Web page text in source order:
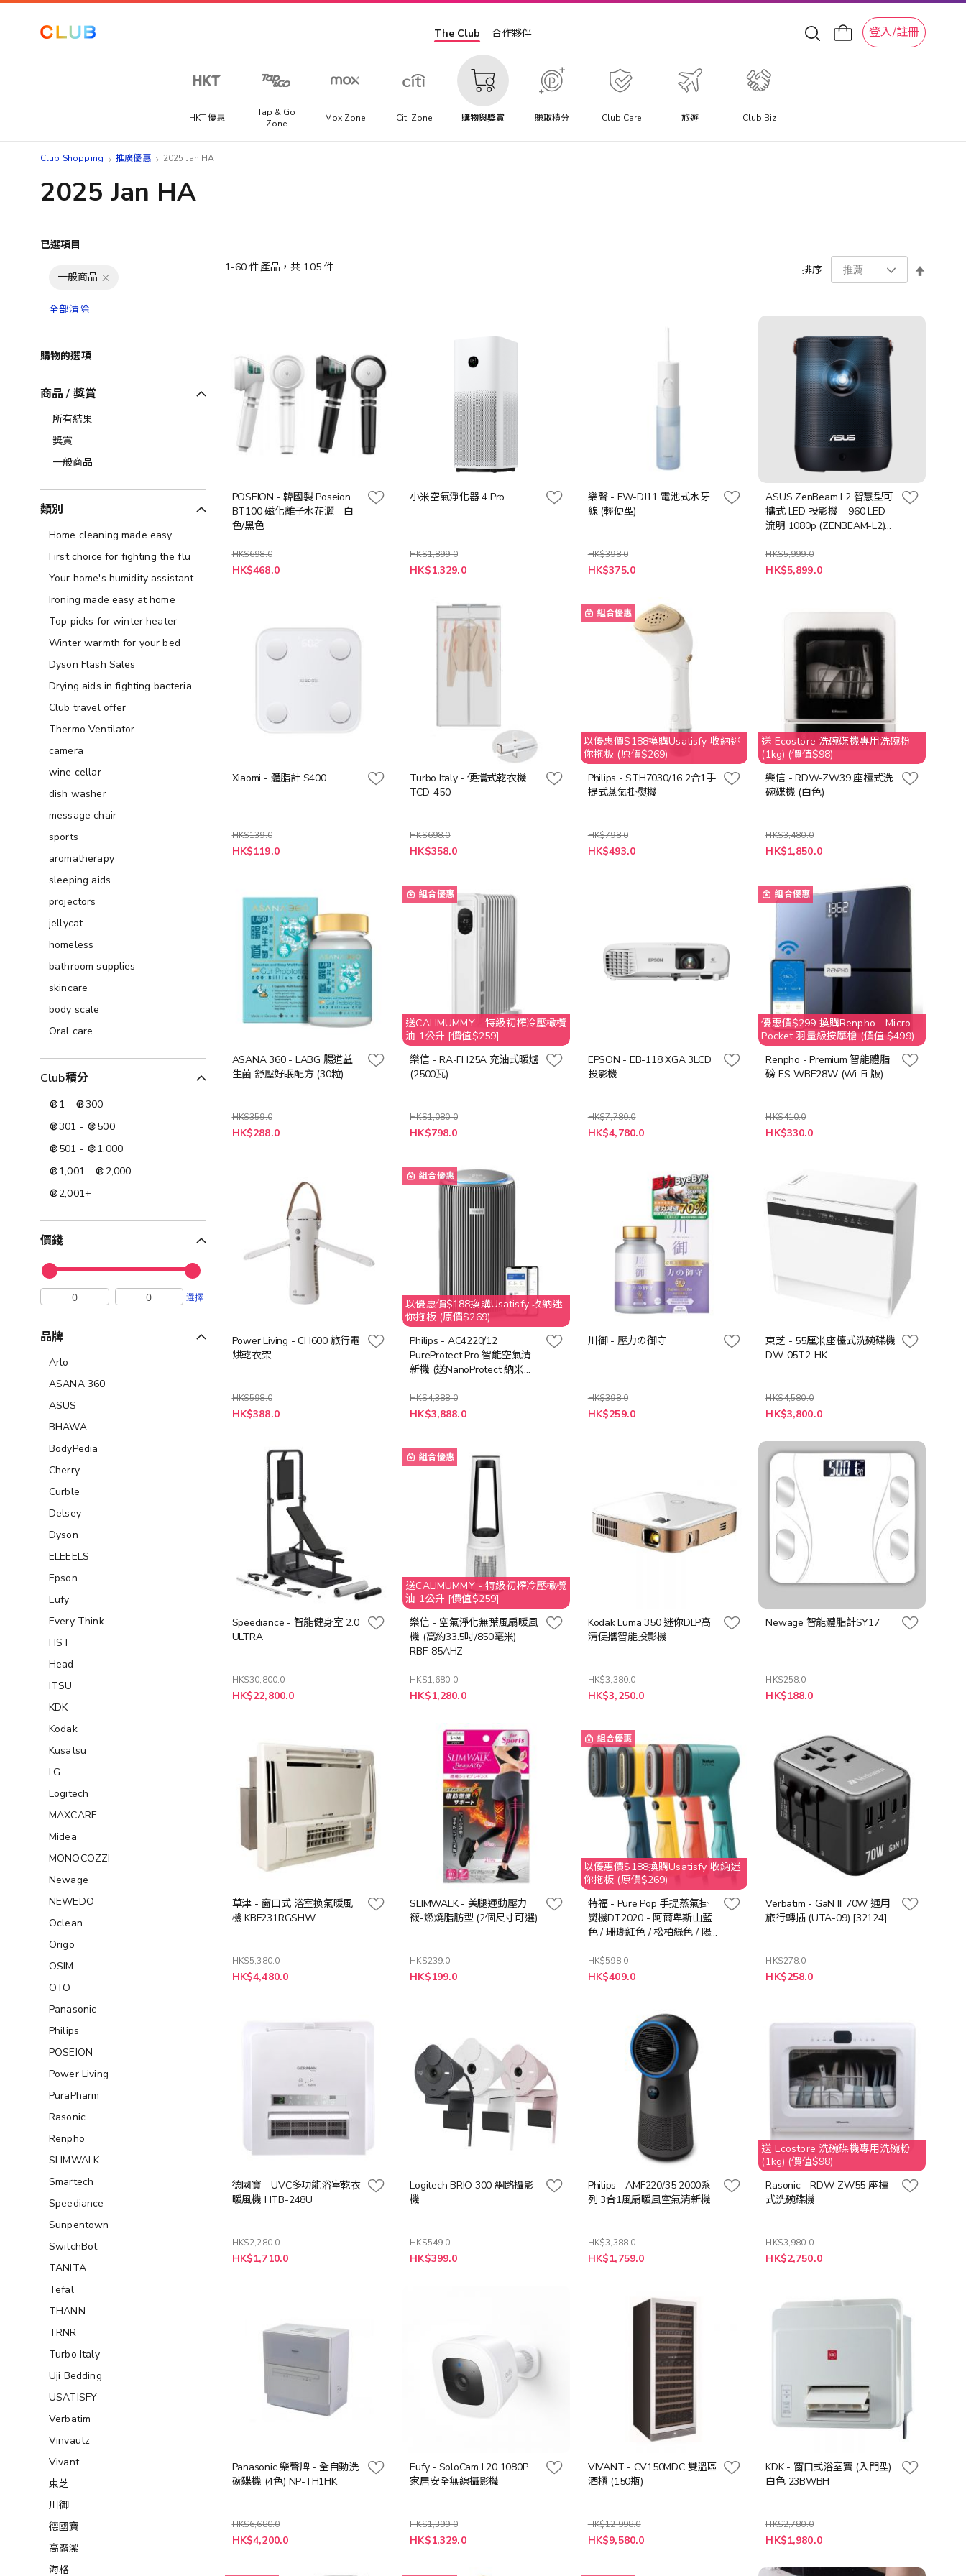
The Club 合作夥伴 登入/註冊
HKT 優惠
Tap & Go
Zone
Mox Zone Citi Zone 購物與獎賞 賺取積分 Club Care 旅遊 Club Biz
Club Shopping 推廣優惠 2025 Jan HA
2025 Jan HA
1-60 件產品，共 105件 排序
POSEION - 韓國製 Poseion
BT100 磁化離子水花灑 - 白
色/黑色
HK$698.0
HK$468.0
小米空氣淨化器 4 Pro
HK$1,899.0
特
殊
HK$1,329.0
樂聲 - EW-DJ11 電池式水牙
線 (輕便型)
HK$398.0
特
殊
HK$375.0
ASUS ZenBeam L2 智慧型可
攜式 LED 投影機 – 960 LED
流明 1080p (ZENBEAM-L2)
HK$5,999.0
特
殊
HK$5,899.0
Xiaomi - 體脂計 S400
HK$139.0
特
殊
HK$119.0
Turbo Italy - 便攜式乾衣機
TCD-450
HK$698.0
特
殊
HK$358.0
組合優惠
以優惠價$188換購Usatisfy 收納迷
你拖板 (原價$269)
Philips - STH7030/16 2合1手
提式蒸氣掛熨機
HK$798.0
特
殊
HK$493.0
送 Ecostore 洗碗碟機專用洗碗粉
(1kg) (價值$98)
樂信 - RDW-ZW39 座檯式洗
碗碟機 (白色)
HK$3,480.0
特
殊
HK$1,850.0
ASANA 360 - LABG 腸道益
生菌 舒壓好眠配方 (30粒)
HK$359.0
特
殊
HK$288.0
組合優惠
送CALIMUMMY - 特級初榨冷壓橄欖
油 1公升 [價值$259]
樂信 - RA-FH25A 充油式暖爐
(2500瓦)
HK$1,080.0
特
殊
HK$798.0
EPSON - EB-118 XGA 3LCD
投影機
HK$7,780.0
特
殊
HK$4,780.0
組合優惠
優惠價$299 換購Renpho - Micro
Pocket 羽量級按摩槍 (價值 $499)
Renpho - Premium 智能體脂
磅 ES-WBE28W (Wi-Fi 版)
HK$410.0
特
殊
HK$330.0
Power Living - CH600 旅行電
烘乾衣架
HK$598.0
特
殊
HK$388.0
組合優惠
以優惠價$188換購Usatisfy 收納迷
你拖板 (原價$269)
Philips - AC4220/12
PureProtect Pro 智能空氣清
新機 (送NanoProtect 納米級
FY4200/30 乙個 (價值$698))
HK$4,388.0
特
殊
HK$3,888.0
川御 - 壓力の御守
HK$398.0
特
殊
HK$259.0
東芝 - 55厘米座檯式洗碗碟機
DW-05T2-HK
HK$4,580.0
特
殊
格
HK$3,800.0
Speediance - 智能健身室 2.0
ULTRA
HK$30,800.0
特
殊
HK$22,800.0
組合優惠
送CALIMUMMY - 特級初榨冷壓橄欖
油 1公升 [價值$259]
樂信 - 空氣淨化無葉風扇暖風
機 (高約33.5吋/850毫米)
RBF-85AHZ
HK$1,680.0
特
殊
HK$1,280.0
Kodak Luma 350 迷你DLP高
清便攜智能投影機
HK$3,380.0
特
殊
HK$3,250.0
Newage 智能體脂計SY17
HK$258.0
HK$188.0
草津 - 窗口式 浴室換氣暖風
機 KBF231RGSHW
HK$5,380.0
特
殊
HK$4,480.0
SLIMWALK - 美腿運動壓力
襪-燃燒脂肪型 (2個尺寸可選)
HK$239.0
HK$199.0
組合優惠
以優惠價$188換購Usatisfy 收納迷
你拖板 (原價$269)
特福 - Pure Pop 手提蒸氣掛
熨機DT2020 - 阿爾卑斯山藍
色 / 珊瑚紅色 / 松柏綠色 / 陽
HK$598.0
HK$409.0
Verbatim - GaN III 70W 通用
旅行轉插 (UTA-09) [32124]
HK$278.0
特
殊
HK$258.0
德國寶 - UVC多功能浴室乾衣
暖風機 HTB-248U
HK$2,280.0
特
殊
HK$1,710.0
Logitech BRIO 300 網路攝影
機
HK$549.0
HK$399.0
Philips - AMF220/35 2000系
列 3合1風扇暖風空氣清新機
HK$3,388.0
特
殊
HK$1,759.0
送 Ecostore 洗碗碟機專用洗碗粉
(1kg) (價值$98)
Rasonic - RDW-ZW55 座檯
式洗碗碟機
HK$3,980.0
特
殊
HK$2,750.0
Panasonic 樂聲牌 - 全自動洗
碗碟機 (4色) NP-TH1HK
HK$6,680.0
HK$4,200.0
Eufy - SoloCam L20 1080P
家居安全無線攝影機
HK$1,399.0
特
殊
HK$1,329.0
VIVANT - CV150MDC 雙溫區
酒櫃 (150瓶)
HK$12,998.0
特
殊
HK$9,580.0
KDK - 窗口式浴室寶 (入門型)
白色 23BWBH
HK$2,780.0
特
殊
格
HK$1,980.0
已選項目
一般商品
全部清除
購物的選項
商品 / 獎賞
所有結果
獎賞
一般商品
類別
Home cleaning made easy
First choice for fighting the flu
Your home's humidity assistant
Ironing made easy at home
Top picks for winter heater
Winter warmth for your bed
Dyson Flash Sales
Drying aids in fighting bacteria
Club travel offer
Thermo Ventilator
camera
wine cellar
dish washer
message chair
sports
aromatherapy
sleeping aids
projectors
jellycat
homeless
bathroom supplies
skincare
body scale
Oral care
Club積分
1 -
300
301 -
500
501 -
1,000
1,001 -
2,000
2,001+
價錢
- 選擇
品牌
Arlo
ASANA 360
ASUS
BHAWA
BodyPedia
Cherry
Curble
Delsey
Dyson
ELEEELS
Epson
Eufy
Every Think
FIST
Head
ITSU
KDK
Kodak
Kusatsu
LG
Logitech
MAXCARE
Midea
MONOCOZZI
Newage
NEWEDO
Oclean
Origo
OSIM
OTO
Panasonic
Philips
POSEION
Power Living
PuraPharm
Rasonic
Renpho
SLIMWALK
Smartech
Speediance
Sunpentown
SwitchBot
TANITA
Tefal
THANN
TRNR
Turbo Italy
Uji Bedding
USATISFY
Verbatim
Vinvautz
Vivant
東芝
川御
德國寶
高露潔
海格